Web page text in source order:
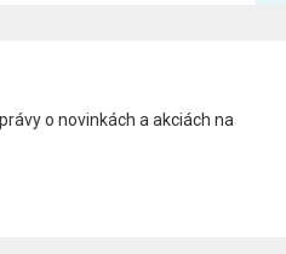
o novinkách a akciách na